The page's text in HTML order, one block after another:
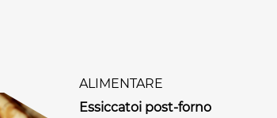
ALIMENTARE
Essiccatoi post-forno